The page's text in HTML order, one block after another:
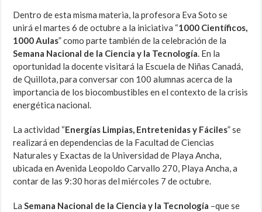
Dentro de esta misma materia, la profesora Eva Soto se
unirá el martes 6 de octubre a la iniciativa “1000 Científicos,
1000 Aulas” como parte también de la celebración de la
Semana Nacional de la Ciencia y la Tecnología. En la
oportunidad la docente visitará la Escuela de Niñas Canadá,
de Quillota, para conversar con 100 alumnas acerca de la
importancia de los biocombustibles en el contexto de la crisis
energética nacional.
La actividad “Energías Limpias, Entretenidas y Fáciles” se
realizará en dependencias de la Facultad de Ciencias
Naturales y Exactas de la Universidad de Playa Ancha,
ubicada en Avenida Leopoldo Carvallo 270, Playa Ancha, a
contar de las 9:30 horas del miércoles 7 de octubre.
LaSemana Nacional de la Ciencia y la Tecnología –que se